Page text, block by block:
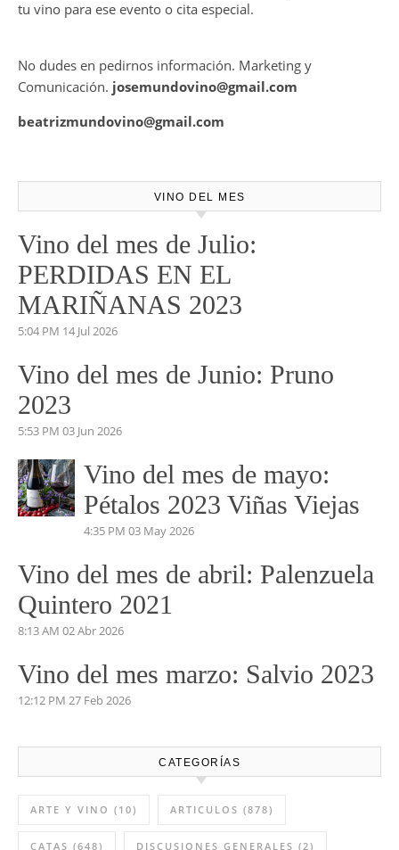
cual te podemos asesorar a la hora de la mejor elección de
No dudes en pedirnos información. Marketing y
Comunicación.
josemundovino@gmail.com
beatrizmundovino@gmail.com
Vino del mes de Julio:
PERDIDAS EN EL
5:04 PM14 Jul 2026
Vino del mes de Junio: Pruno
5:53 PM03 Jun 2026
Vino del mes de mayo:
4:35 PM03 May 2026
Quintero 2021
8:13 AM02 Abr 2026
Vino del mes marzo: Salvio 2023
12:12 PM 27 Feb 2026